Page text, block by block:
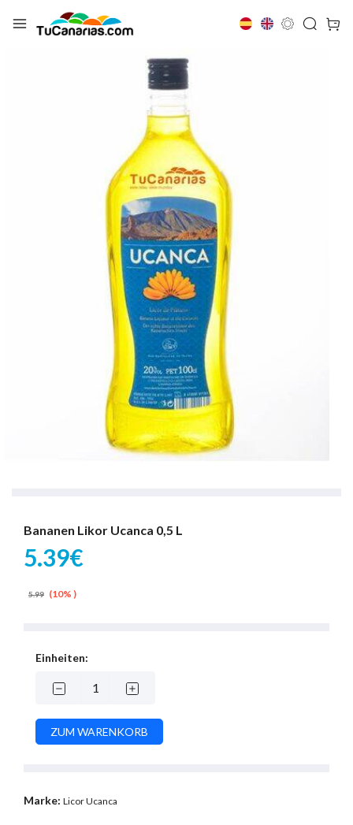
Bananen Likor Ucanca 0,5 L
5.39€
5.99 (10% )
Einheiten:
Marke: Licor Ucanca